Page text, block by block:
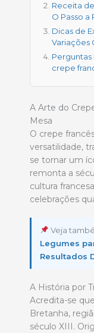
Receita
O Passo a
Dicas de
Variações
crepe
A Arte do
Mesa
O crepe
versatilidade,
se tornar um
remonta a
cultura
celebrações
Veja
Legumes
Resultados
A História por
Acredita-se
Bretanha,
século XIII.